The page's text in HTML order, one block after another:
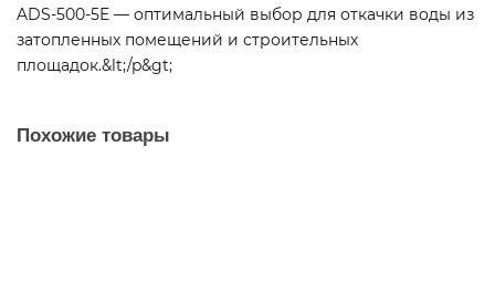
ADS-500-5E — оптимальный выбор для откачки воды из
затопленных помещений и строительных
площадок.&lt;/p&gt;
Похожие товары